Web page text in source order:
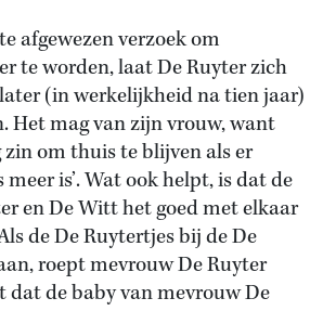
afgewezen verzoek om
te worden, laat De Ruyter zich
(in werkelijkheid na tien jaar)
Het mag van zijn vrouw, want
zin om thuis te blijven als er
is’. Wat ook helpt, is dat de
en De Witt het goed met elkaar
de De Ruytertjes bij de De
roept mevrouw De Ruyter
dat de baby van mevrouw De